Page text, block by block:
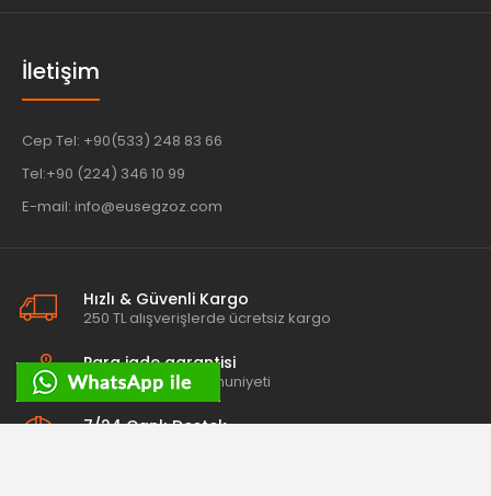
İletişim
Cep Tel: +90(533) 248 83 66
Tel:+90 (224) 346 10 99
E-mail: info@eusegzoz.com
Hızlı & Güvenli Kargo
250 TL alışverişlerde ücretsiz kargo
Para iade garantisi
100% müşteri memnuniyeti
7/24 Canlı Destek